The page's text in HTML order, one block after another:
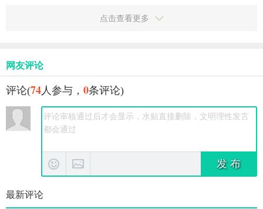
戏，还通过内置折扣、代金券、礼包和BT福利等方
式，让你真正实现“0氪金”也能畅玩各类手游。这篇
点击查看更多
网友评论
评论(74 人参与， 0条评论)
发 布
最新评论